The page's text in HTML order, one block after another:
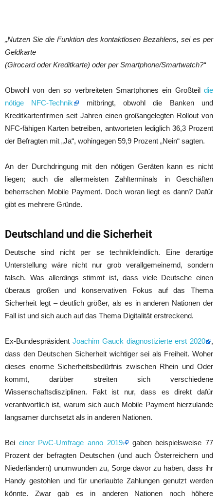
„Nutzen Sie die Funktion des kontaktlosen Bezahlens, sei es per
Geldkarte
(Girocard oder Kreditkarte) oder per Smartphone/Smartwatch?“
Obwohl von den so verbreiteten Smartphones ein Großteil die
nötige NFC-Technik
mitbringt, obwohl die Banken und
Kreditkartenfirmen seit Jahren einen großangelegten Rollout von
NFC-fähigen Karten betreiben, antworteten lediglich 36,3 Prozent
der Befragten mit „Ja“, wohingegen 59,9 Prozent „Nein“ sagten.
An der Durchdringung mit den nötigen Geräten kann es nicht
liegen; auch die allermeisten Zahlterminals in Geschäften
beherrschen Mobile Payment. Doch woran liegt es dann? Dafür
gibt es mehrere Gründe.
Deutschland und die Sicherheit
Deutsche sind nicht per se technikfeindlich. Eine derartige
Unterstellung wäre nicht nur grob verallgemeinernd, sondern
falsch. Was allerdings stimmt ist, dass viele Deutsche einen
überaus großen und konservativen Fokus auf das Thema
Sicherheit legt – deutlich größer, als es in anderen Nationen der
Fall ist und sich auch auf das Thema Digitalität erstreckend.
Ex-Bundespräsident Joachim Gauck diagnostizierte erst 2020
,
dass den Deutschen Sicherheit wichtiger sei als Freiheit. Woher
dieses enorme Sicherheitsbedürfnis zwischen Rhein und Oder
kommt, darüber streiten sich verschiedene
Wissenschaftsdisziplinen. Fakt ist nur, dass es direkt dafür
verantwortlich ist, warum sich auch Mobile Payment hierzulande
langsamer durchsetzt als in anderen Nationen.
Bei einer PwC-Umfrage anno 2019
gaben beispielsweise 77
Prozent der befragten Deutschen (und auch Österreichern und
Niederländern) unumwunden zu, Sorge davor zu haben, dass ihr
Handy gestohlen und für unerlaubte Zahlungen genutzt werden
könnte. Zwar gab es in anderen Nationen noch höhere